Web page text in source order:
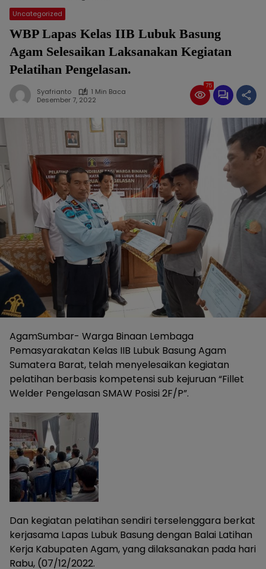
Uncategorized
WBP Lapas Kelas IIB Lubuk Basung
Agam Selesaikan Laksanakan Kegiatan
Pelatihan Pengelasan.
Syafrianto
1 Min Baca
Desember 7, 2022
75
AgamSumbar- Warga Binaan Lembaga
Pemasyarakatan Kelas IIB Lubuk Basung Agam
Sumatera Barat, telah menyelesaikan kegiatan
pelatihan berbasis kompetensi sub kejuruan “Fillet
Welder Pengelasan SMAW Posisi 2F/P”.
Dan kegiatan pelatihan sendiri terselenggara berkat
kerjasama Lapas Lubuk Basung dengan Balai Latihan
Kerja Kabupaten Agam, yang dilaksanakan pada hari
Rabu, (07/12/2022.